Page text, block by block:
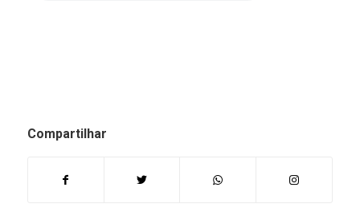
Compartilhar